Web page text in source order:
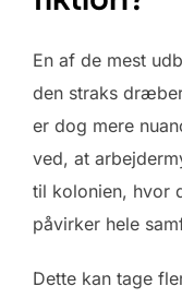
En af de mest
den straks
er dog mere
ved, at
til kolonien, hvor
påvirker hele
Dette kan tage